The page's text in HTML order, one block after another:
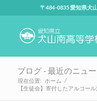
〒484-0835 愛知県犬
ブログ - 最近のニュー
現在位置: ホーム /
【生徒会】寄付したアルコー